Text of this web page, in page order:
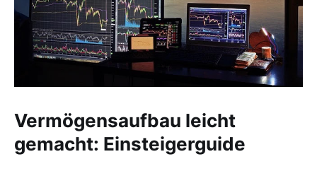
Vermögensaufbau leicht
gemacht: Einsteigerguide